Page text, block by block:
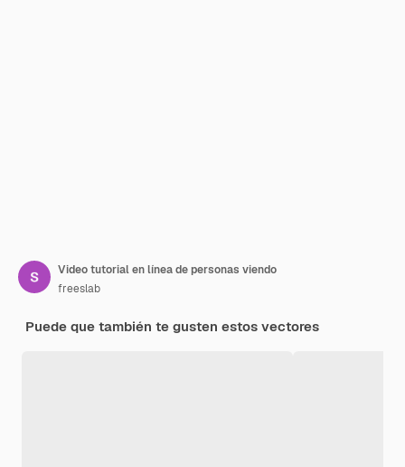
Video tutorial en línea de personas viendo
freeslab
Puede que también te gusten estos vectores